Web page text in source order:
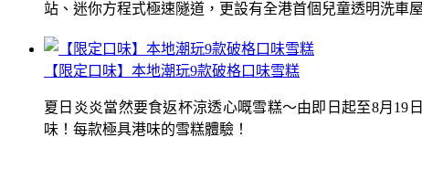
站、迷你方程式極速隧道，更設有全港首個兒童透明洗車
【限定口味】本地潮玩9款破格口味雪糕
夏日炎炎當然要食返杯涼透心嘅雪糕～由即日起至8月19
味！每款極具港味的雪糕體驗！